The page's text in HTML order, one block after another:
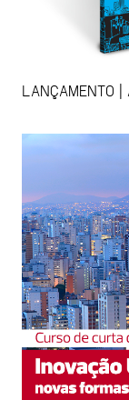
LANÇAMENTO |